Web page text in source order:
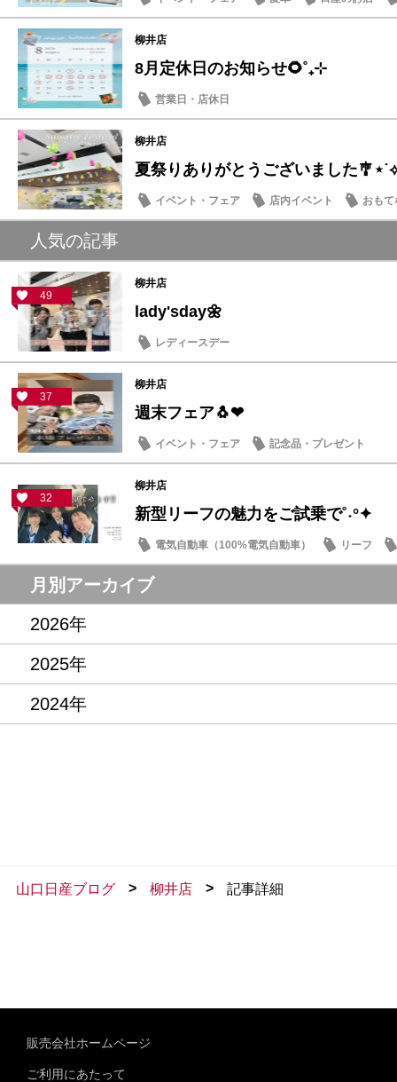
柳井店
8月定休日のお知らせ🌻˚₊⊹
営業日・店休日
柳井店
夏祭りありがとうございました
イベント・フェア 店内イベント おもて
人気の記事
49
柳井店
lady'sday🌼
レディースデー
37
柳井店
週末フェア🐧❤
イベント・フェア 記念品・プレゼント
32
柳井店
新型リーフの魅力をご試乗で˚˖°✦
電気自動車（100%電気自動車）
リーフ
記念品・プレゼント
月別アーカイブ
2026年
2025年
2024年
山口日産ブログ > 柳井店 > 記事詳細
販売会社ホームページ
ご利用にあたって